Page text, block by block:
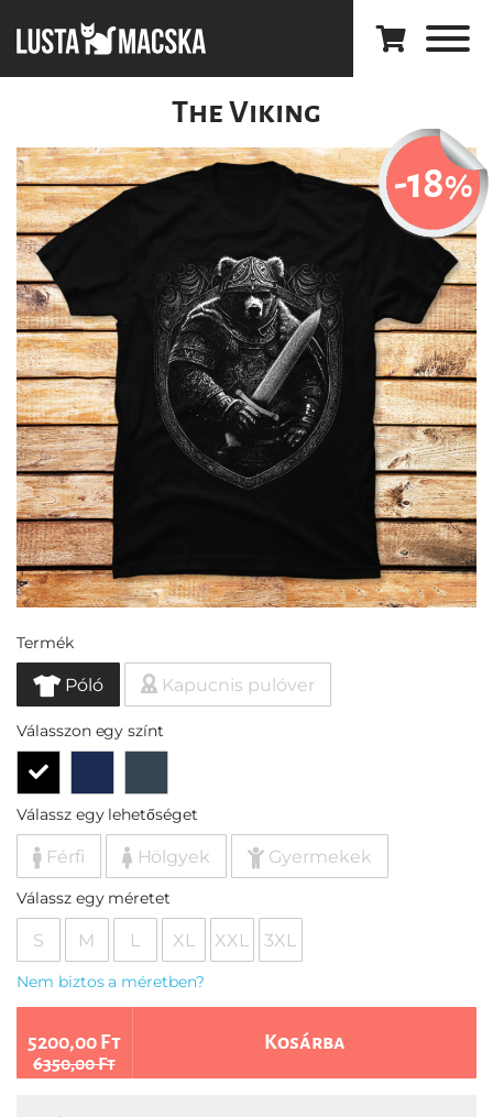
The Viking
-18%
Termék
Póló Kapucnis pulóver
Válasszon egy színt
Válassz egy lehetőséget
Férfi Hölgyek Gyermekek
Válassz egy méretet
S M L XL XXL 3XL
Nem biztos a méretben?
5200,00 Ft
6350,00 Ft
Kosárba